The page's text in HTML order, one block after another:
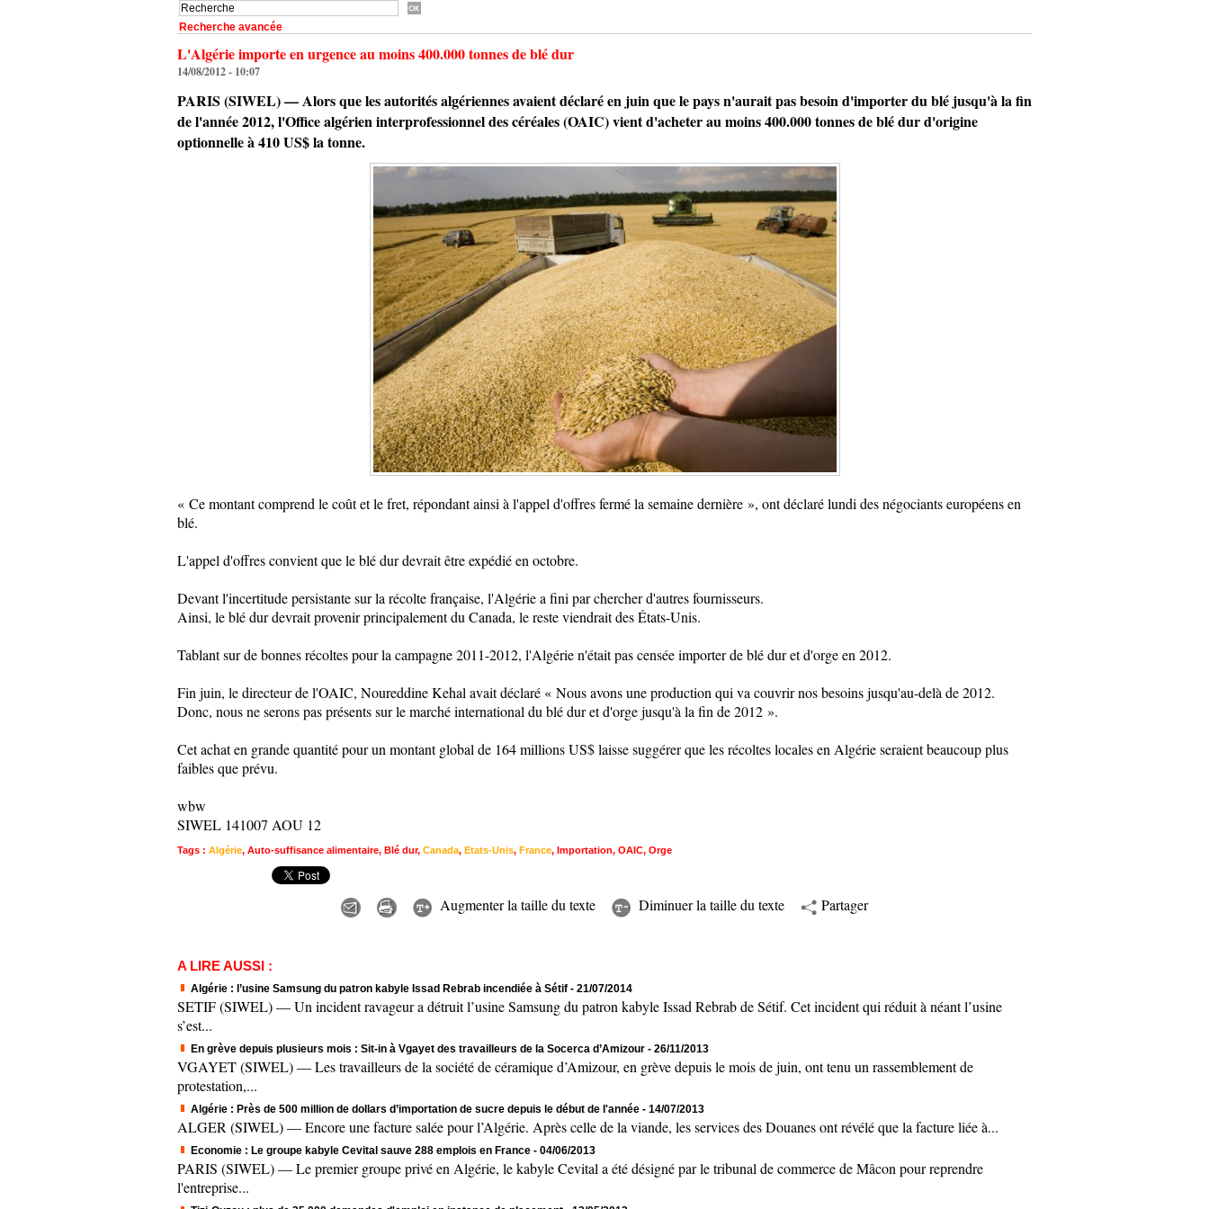
Recherche avancée
L'Algérie importe en urgence au moins 400.000 tonnes de blé dur
14/08/2012 - 10:07
PARIS (SIWEL) — Alors que les autorités algériennes avaient déclaré en juin que le pays n'aurait pas besoin d'importer du blé jusqu'à la fin
de l'année 2012, l'Office algérien interprofessionnel des céréales (OAIC) vient d'acheter au moins 400.000 tonnes de blé dur d'origine
optionnelle à 410 US$ la tonne.
« Ce montant comprend le coût et le fret, répondant ainsi à l'appel d'offres fermé la semaine dernière », ont déclaré lundi des négociants européens en
blé.
L'appel d'offres convient que le blé dur devrait être expédié en octobre.
Devant l'incertitude persistante sur la récolte française, l'Algérie a fini par chercher d'autres fournisseurs.
Ainsi, le blé dur devrait provenir principalement du Canada, le reste viendrait des États-Unis.
Tablant sur de bonnes récoltes pour la campagne 2011-2012, l'Algérie n'était pas censée importer de blé dur et d'orge en 2012.
Fin juin, le directeur de l'OAIC, Noureddine Kehal avait déclaré « Nous avons une production qui va couvrir nos besoins jusqu'au-delà de 2012.
Donc, nous ne serons pas présents sur le marché international du blé dur et d'orge jusqu'à la fin de 2012 ».
Cet achat en grande quantité pour un montant global de 164 millions US$ laisse suggérer que les récoltes locales en Algérie seraient beaucoup plus
faibles que prévu.
wbw
SIWEL 141007 AOU 12
Tags : Algérie, Auto-suffisance alimentaire, Blé dur, Canada, Etats-Unis, France, Importation, OAIC, Orge
Augmenter la taille du texte Diminuer la taille du texte Partager
A LIRE AUSSI :
Algérie : l’usine Samsung du patron kabyle Issad Rebrab incendiée à Sétif - 21/07/2014
SETIF (SIWEL) — Un incident ravageur a détruit l’usine Samsung du patron kabyle Issad Rebrab de Sétif. Cet incident qui réduit à néant l’usine
s’est...
En grève depuis plusieurs mois : Sit-in à Vgayet des travailleurs de la Socerca d’Amizour - 26/11/2013
VGAYET (SIWEL) — Les travailleurs de la société de céramique d’Amizour, en grève depuis le mois de juin, ont tenu un rassemblement de
protestation,...
Algérie : Près de 500 million de dollars d’importation de sucre depuis le début de l'année - 14/07/2013
ALGER (SIWEL) — Encore une facture salée pour l’Algérie. Après celle de la viande, les services des Douanes ont révélé que la facture liée à...
Economie : Le groupe kabyle Cevital sauve 288 emplois en France - 04/06/2013
PARIS (SIWEL) — Le premier groupe privé en Algérie, le kabyle Cevital a été désigné par le tribunal de commerce de Mâcon pour reprendre
l'entreprise...